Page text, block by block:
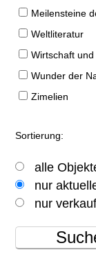
Meilensteine
Weltliteratur
Wirtschaft
Wunder der
Zimelien
Sortierung:
alle
nur
nur